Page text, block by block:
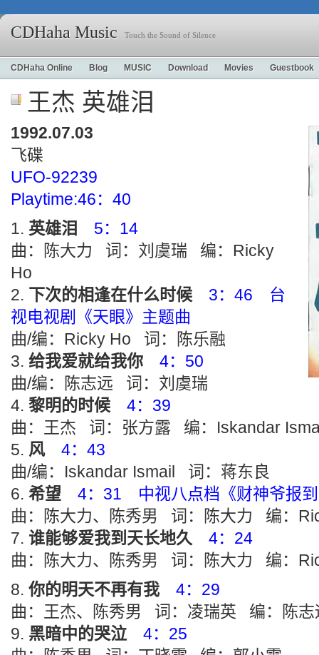
CDHaha Music Touch the Sound of Silence
CDHaha Online Blog MUSIC Download Movies Guestbook
王杰 英雄泪
1992.07.03
飞碟
UFO-92239
Playtime:46：40
英雄泪
5：14
曲：陈大力 词：刘虞瑞 编：Ricky
Ho
下次的相逢在什么时候
3：46 台
视电视剧《天眼》主题曲
曲/编：Ricky Ho 词：陈乐融
给我爱就给我你
4：50
曲/编：陈志远 词：刘虞瑞
黎明的时候
4：39
曲：王杰 词：张方露 编：Iskandar
风
4：43
曲/编：Iskandar Ismail 词：蒋东良
希望
4：31 中视八点档《财神爷报
曲：陈大力、陈秀男 词：陈大力 编：
谁能够爱我到天长地久
4：24
曲：陈大力、陈秀男 词：陈大力 编：
你的明天不再有我
4：29
曲：王杰、陈秀男 词：凌瑞英 编：陈志
黑暗中的哭泣
4：25